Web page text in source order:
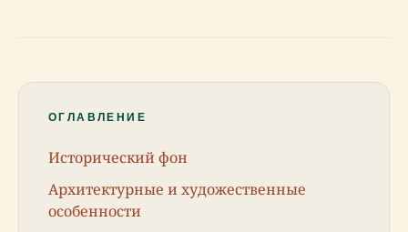
ОГЛАВЛЕНИЕ
Исторический фон
Архитектурные и художественные
особенности